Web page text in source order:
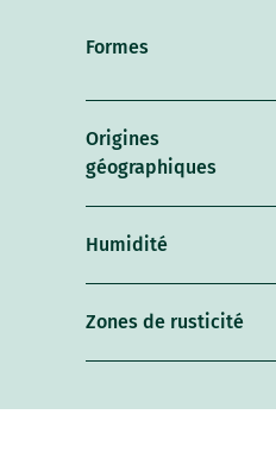
Formes
Origines
géographiques
Humidité
Zones de rusticité